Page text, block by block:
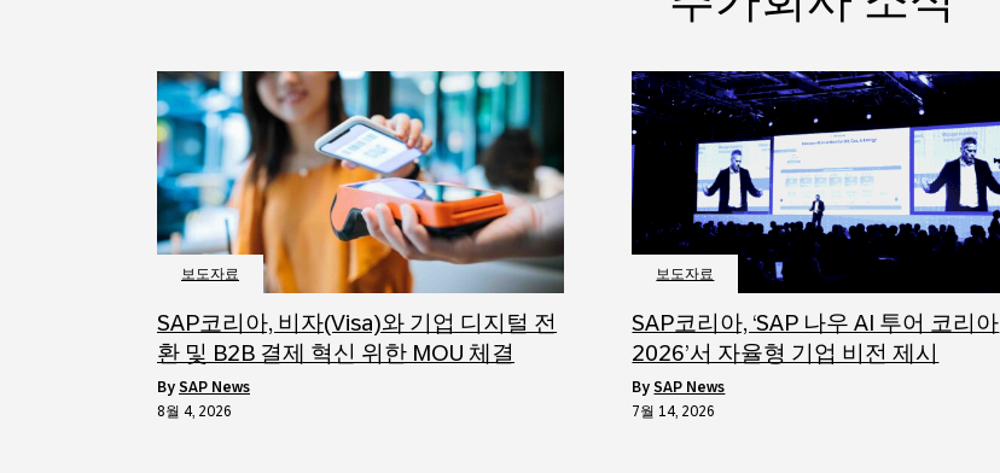
보도자료
SAP코리아, 비자(Visa)와 기업 디지털 전
환 및 B2B 결제 혁신 위한 MOU 체결
by SAP News
8월 4, 2026
보도자료
SAP코리아, ‘SAP 나우 AI 투어 코리아
2026’서 자율형 기업 비전 제시
bySAP News
7월 14, 2026